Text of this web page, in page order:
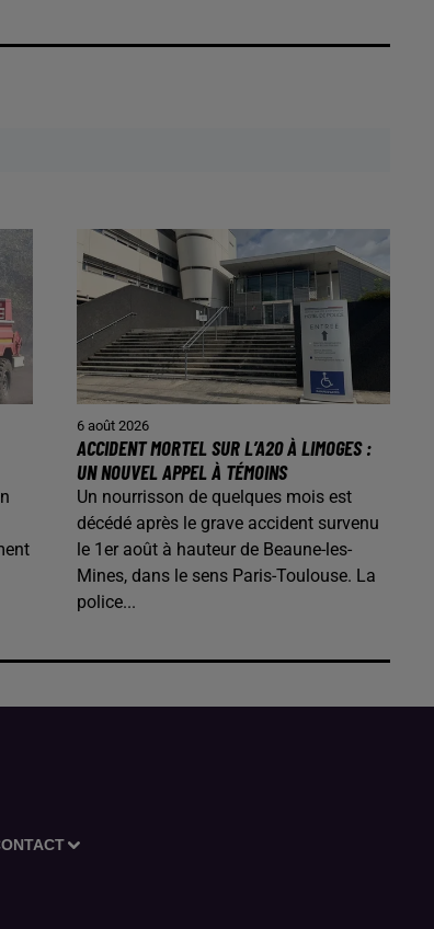
6 août 2026
ACCIDENT MORTEL SUR L’A20 À LIMOGES :
UN NOUVEL APPEL À TÉMOINS
Un nourrisson de quelques mois est
décédé après le grave accident survenu
le 1er août à hauteur de Beaune-les-
Mines, dans le sens Paris-Toulouse. La
police...